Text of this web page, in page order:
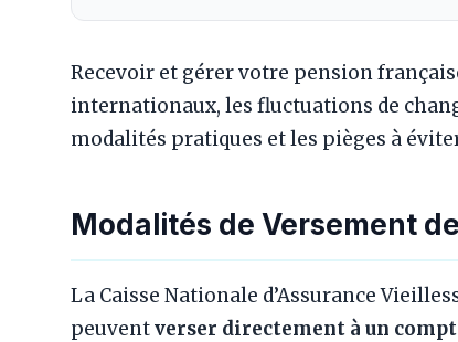
Recevoir et gérer votre pension
internationaux, les fluctuations de
modalités pratiques et les pièges à
Modalités de Versement
La Caisse Nationale d’Assurance
peuventverser directement à un